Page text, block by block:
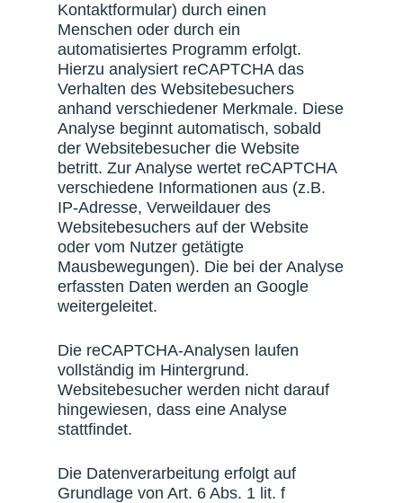
Kontaktformular) durch einen
Menschen oder durch ein
automatisiertes Programm erfolgt.
Hierzu analysiert reCAPTCHA das
Verhalten des Websitebesuchers
anhand verschiedener Merkmale. Diese
Analyse beginnt automatisch, sobald
der Websitebesucher die Website
betritt. Zur Analyse wertet reCAPTCHA
verschiedene Informationen aus (z.B.
IP-Adresse, Verweildauer des
Websitebesuchers auf der Website
oder vom Nutzer getätigte
Mausbewegungen). Die bei der Analyse
erfassten Daten werden an Google
weitergeleitet.
Die reCAPTCHA-Analysen laufen
vollständig im Hintergrund.
Websitebesucher werden nicht darauf
hingewiesen, dass eine Analyse
stattfindet.
Die Datenverarbeitung erfolgt auf
Grundlage von Art. 6 Abs. 1 lit. f